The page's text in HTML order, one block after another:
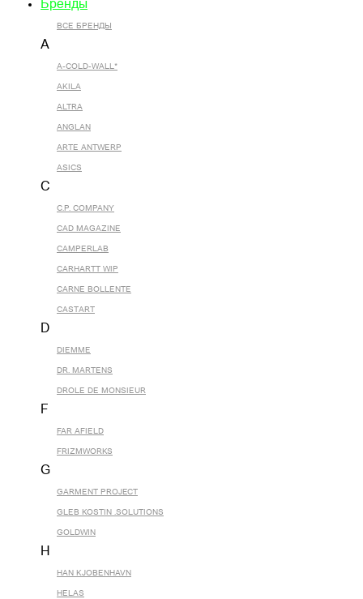
Бренды
ВСЕ БРЕНДЫ
A
A-COLD-WALL*
AKILA
ALTRA
ANGLAN
ARTE ANTWERP
ASICS
C
C.P. COMPANY
CAD MAGAZINE
CAMPERLAB
CARHARTT WIP
CARNE BOLLENTE
CASTART
D
DIEMME
DR. MARTENS
DROLE DE MONSIEUR
F
FAR AFIELD
FRIZMWORKS
G
GARMENT PROJECT
GLEB KOSTIN .SOLUTIONS
GOLDWIN
H
HAN KJOBENHAVN
HELAS